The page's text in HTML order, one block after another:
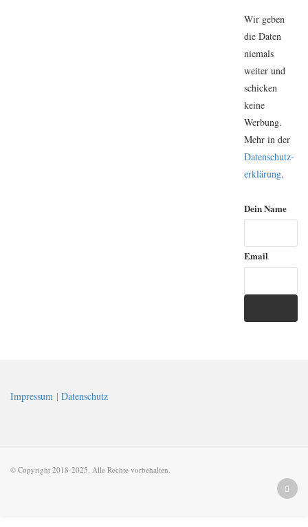
Wir geben
die Daten
niemals
weiter und
schicken
keine
Werbung.
Mehr in der
Daten­schutz­
erklärung.
Dein Name
Email
Impressum | Datenschutz
© Copyright 2018-2025. Alle Rechte vorbehalten.